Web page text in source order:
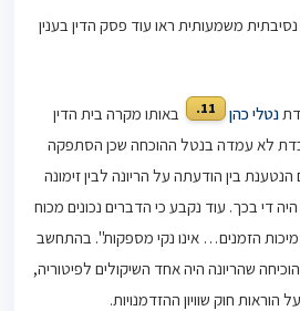
משמעותית ראו עוד פסק הדין בענין
נטלי כהן 11.
באותו מקרה בית הדין
לא עמדה בנטל ההוכחה שכן הסתפקה
בין הודעתה על הריונה לבין זימונה
די בכך. עוד נקבע כי הדברים נכונים מכוח
הזמנים… אינו נקי מספקות". בהתחשב
שהריונה היה אחד השיקולים לפיטוריה,
חוק שוויון ההזדמנויות.